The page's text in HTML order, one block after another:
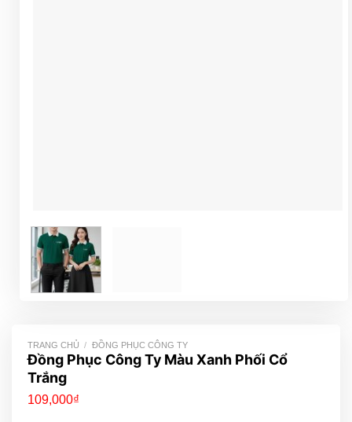
TRANG CHỦ / ĐỒNG PHỤC CÔNG TY
Đồng Phục Công Ty Màu Xanh Phối Cổ
Trắng
109,000₫